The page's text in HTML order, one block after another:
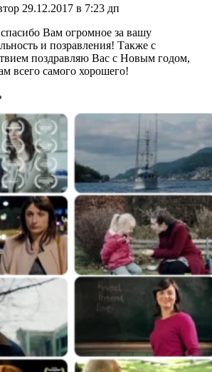
29.12.2017 в 7:23 дп
Вам огромное за вашу
и позравления! Также с
поздравляю Вас с Новым годом,
всего самого хорошего!